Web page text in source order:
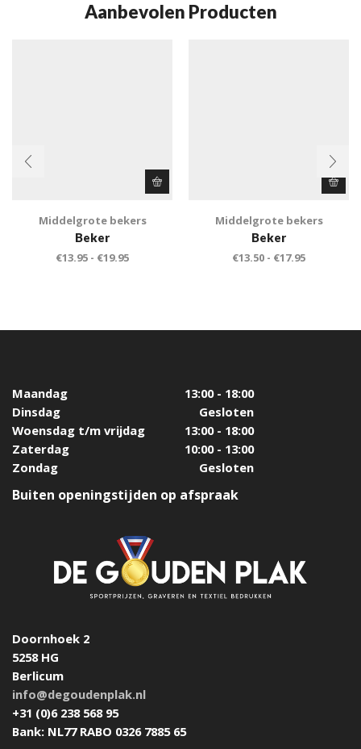
Aanbevolen Producten
Middelgrote bekers
Beker
€13.95 - €19.95
Middelgrote bekers
Beker
€13.50 - €17.95
Maandag
13:00 - 18:00
Dinsdag
Gesloten
Woensdag t/m vrijdag
13:00 - 18:00
Zaterdag
10:00 - 13:00
Zondag
Gesloten
Buiten openingstijden op afspraak
Doornhoek 2
5258 HG
Berlicum
info@degoudenplak.nl
+31 (0)6 238 568 95
Bank: NL77 RABO 0326 7885 65